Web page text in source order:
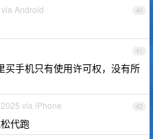
40
Android
41
买手机只有使用许可权，没有所
42
via iPhone
代跑